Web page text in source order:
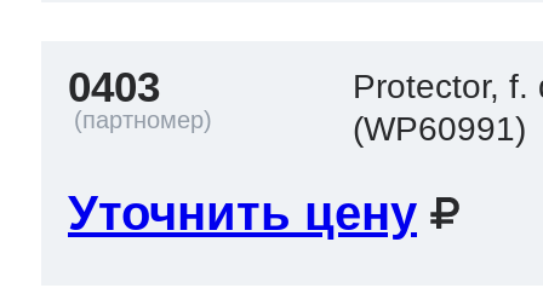
0403
Protector,
(WP60991)
Уточнить цену